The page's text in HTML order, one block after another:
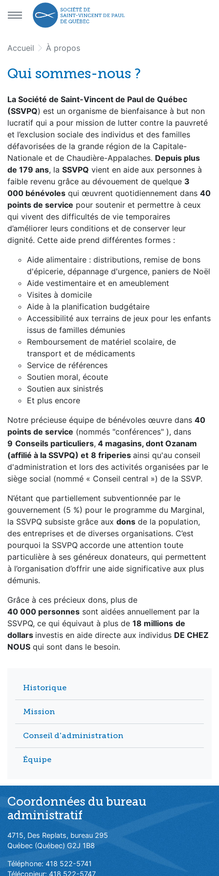
Aller au menu principal
Aller au contenu principal
Accueil À propos
Qui sommes-nous ?
La Société de Saint-Vincent de Paul de Québec
(SSVPQ) est un organisme de bienfaisance à but non
lucratif qui a pour mission de lutter contre la pauvreté
et l’exclusion sociale des individus et des familles
défavorisées de la grande région de la Capitale-
Nationale et de Chaudière-Appalaches. Depuis plus
de 179 ans, la SSVPQ vient en aide aux personnes à
faible revenu grâce au dévouement de quelque 3
000 bénévoles qui œuvrent quotidiennement dans 40
points de service pour soutenir et permettre à ceux
qui vivent des difficultés de vie temporaires
d’améliorer leurs conditions et de conserver leur
dignité. Cette aide prend différentes formes :
Aide alimentaire : distributions, remise de bons
d'épicerie, dépannage d'urgence, paniers de Noël
Aide vestimentaire et en ameublement
Visites à domicile
Aide à la planification budgétaire
Accessibilité aux terrains de jeux pour les enfants
issus de familles démunies
Remboursement de matériel scolaire, de
transport et de médicaments
Service de références
Soutien moral, écoute
Soutien aux sinistrés
Et plus encore
Notre précieuse équipe de bénévoles œuvre dans 40
points de service (nommés "conférences" ), dans
9 Conseils particuliers, 4 magasins, dont Ozanam
(affilié à la SSVPQ) et 8 friperies ainsi qu'au conseil
d'administration et lors des activités organisées par le
siège social (nommé « Conseil central ») de la SSVP.
N’étant que partiellement subventionnée par le
gouvernement (5 %) pour le programme du Marginal,
la SSVPQ subsiste grâce aux dons de la population,
des entreprises et de diverses organisations. C’est
pourquoi la SSVPQ accorde une attention toute
particulière à ses généreux donateurs, qui permettent
à l’organisation d’offrir une aide significative aux plus
démunis.
Grâce à ces précieux dons, plus de
40 000 personnes sont aidées annuellement par la
SSVPQ, ce qui équivaut à plus de 18 millions de
dollars investis en aide directe aux individus DE CHEZ
NOUS qui sont dans le besoin.
Historique
Mission
Conseil d'administration
Équipe
Coordonnées du bureau
administratif
4715, Des Replats, bureau 295
Québec (Québec) G2J 1B8
Téléphone: 418 522-5741
Télécopieur: 418 522-5747